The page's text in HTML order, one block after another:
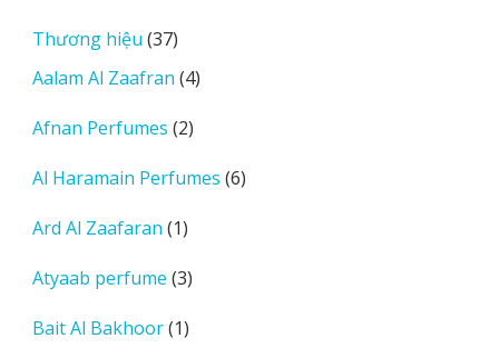
Thương hiệu 3737
sản
phẩm
Aalam Al Zaafran 44
Afnan Perfumes 22
phẩm
Al Haramain Perfumes 66
Ard Al Zaafaran 11
phẩm
Atyaab perfume 33
phẩm
Bait Al Bakhoor 11